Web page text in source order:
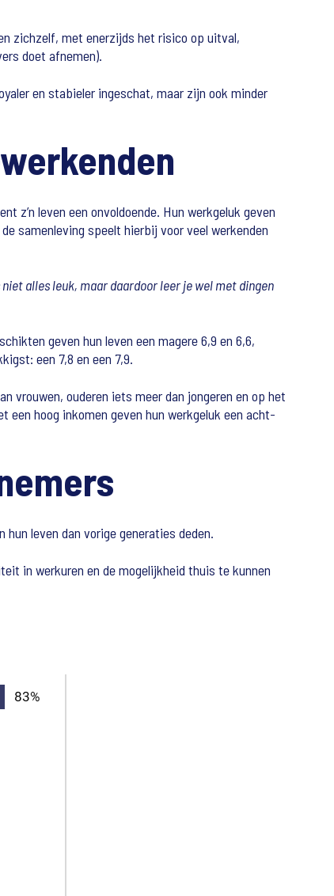
zichzelf, met enerzijds het risico op uitval,
doet afnemen).
en stabieler ingeschat, maar zijn ook minder
z’n leven een onvoldoende. Hun werkgeluk geven
samenleving speelt hierbij voor veel werkenden
alles leuk, maar daardoor leer je wel met dingen
geven hun leven een magere 6,9 en 6,6,
een 7,8 en een 7,9.
vrouwen, ouderen iets meer dan jongeren en op het
een hoog inkomen geven hun werkgeluk een acht-
leven dan vorige generaties deden.
in werkuren en de mogelijkheid thuis te kunnen